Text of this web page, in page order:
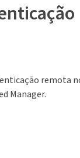
remota
Manager.